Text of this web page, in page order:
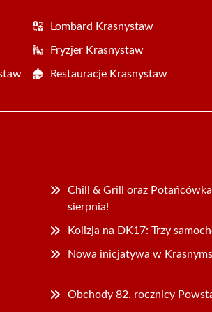
Lombard Krasnystaw
Fryzjer Krasnystaw
Restauracje Krasnystaw
Chill & Grill oraz
sierpnia!
Kolizja na DK17: Trzy
Nowa inicjatywa w
Obchody 82. rocznicy